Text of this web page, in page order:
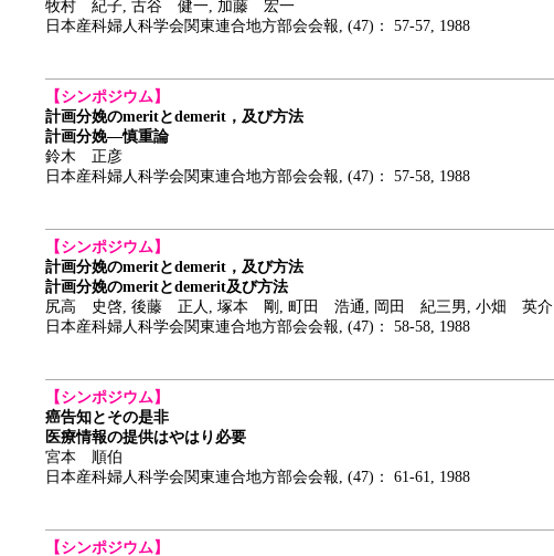
牧村 紀子, 古谷 健一, 加藤 宏一
日本産科婦人科学会関東連合地方部会会報, (47)： 57-57, 1988
【シンポジウム】
計画分娩のmeritとdemerit，及び方法
計画分娩―慎重論
鈴木 正彦
日本産科婦人科学会関東連合地方部会会報, (47)： 57-58, 1988
【シンポジウム】
計画分娩のmeritとdemerit，及び方法
計画分娩のmeritとdemerit及び方法
尻高 史啓, 後藤 正人, 塚本 剛, 町田 浩通, 岡田 紀三男, 小畑 英介
日本産科婦人科学会関東連合地方部会会報, (47)： 58-58, 1988
【シンポジウム】
癌告知とその是非
医療情報の提供はやはり必要
宮本 順伯
日本産科婦人科学会関東連合地方部会会報, (47)： 61-61, 1988
【シンポジウム】